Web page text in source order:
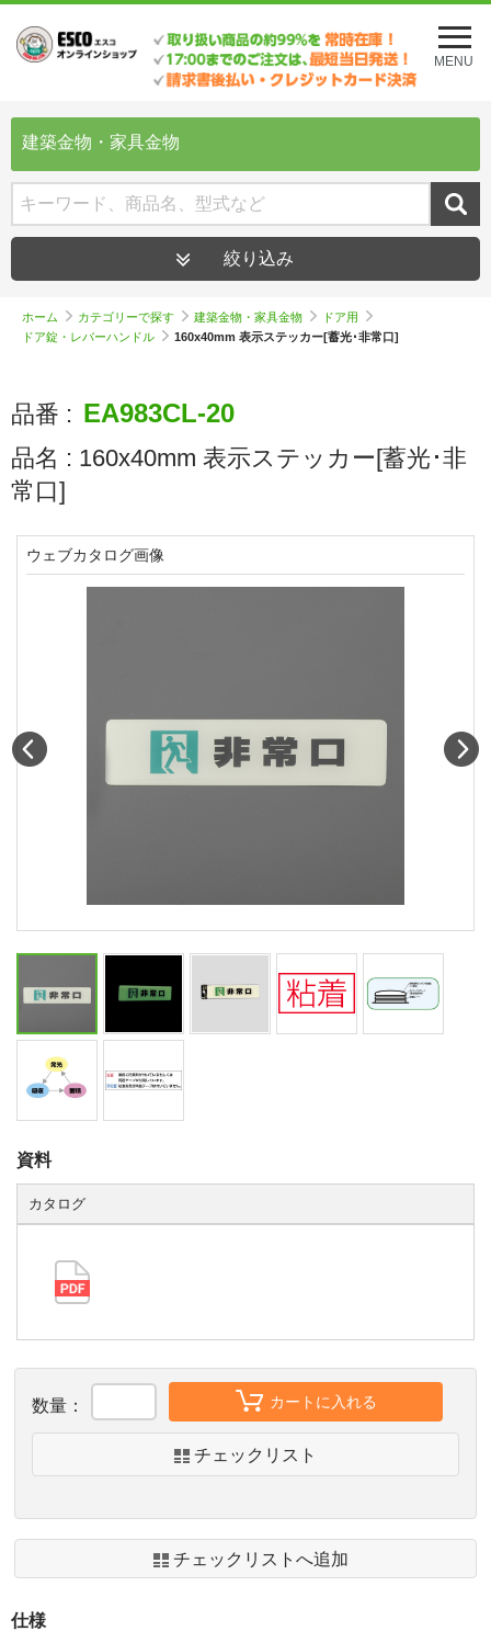
メ
ニ
ュ
を
MENU
建築金物・家具金物
絞り込み
ホーム カテゴリーで探す 建築金物・家具金物
ドア用
ドア錠・レバーハンドル
160x40mm 表示ステッカー[蓄光･非常口]
品番 : EA983CL-20
品名 : 160x40mm 表示ステッカー[蓄光･非
常口]
数量： カートに入れる
チェックリスト
チェックリストへ追加
仕様
ウェブカタログ画像
資料
カタログ